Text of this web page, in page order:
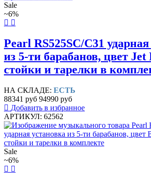
Sale
~6%
Pearl RS525SC/C31
из 5-ти барабанов, цвет Jet
стойки и тарелки в
НА СКЛАДЕ: ЕСТЬ
88341 руб 94990 руб
Добавить в избранное
АРТИКУЛ: 62562
Sale
~6%